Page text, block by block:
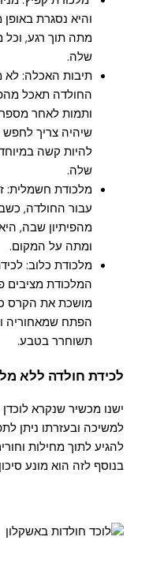
והיא נסגרת
מתה תוך רגע,
שלה.
תיבות האכלה:
החולדה תאכל
ותמות לאחר
שיהיה צריך
להיות קשה
שלה.
מלכודת חשמלית:
עבור החולדה,
מהפיתיון שבה,
ומתה על המקום.
מלכודת כלוב:
המלכודת מציבים
מושכת את הקרס
הפתח שמאחוריה
תשוחרר בטבע.
לכידת חולדה ללא
ישנו מכשיר שנקרא
למשיכה ובעזרתו ניתן
להגיע לתוך מחילות
בנוסף לזה הוא מונע